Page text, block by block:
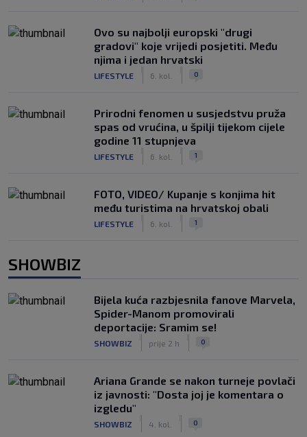
Ovo su najbolji europski "drugi
gradovi" koje vrijedi posjetiti. Među
njima i jedan hrvatski
LIFESTYLE 6. kol. 0
Prirodni fenomen u susjedstvu pruža
spas od vrućina, u špilji tijekom cijele
godine 11 stupnjeva
LIFESTYLE 6. kol. 1
FOTO, VIDEO/ Kupanje s konjima hit
među turistima na hrvatskoj obali
LIFESTYLE 6. kol. 1
SHOWBIZ
Bijela kuća razbjesnila fanove Marvela,
Spider-Manom promovirali
deportacije: Sramim se!
SHOWBIZ prije 2 h 0
Ariana Grande se nakon turneje povlači
iz javnosti: "Dosta joj je komentara o
izgledu"
SHOWBIZ 4. kol. 0